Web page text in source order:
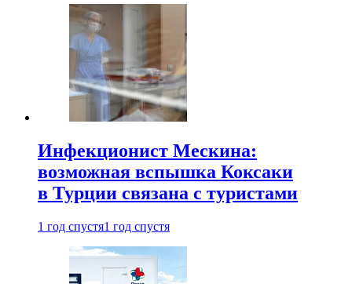
Инфекционист Мескина:
возможная вспышка Коксаки
в Турции связана с туристами
1 год спустя1 год спустя